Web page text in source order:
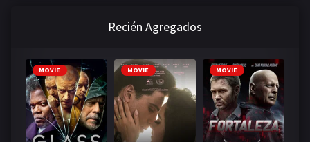
Recién Agregados
MOVIE MOVIE MOVIE